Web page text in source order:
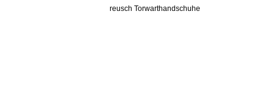
reusch Torwarthandschuhe